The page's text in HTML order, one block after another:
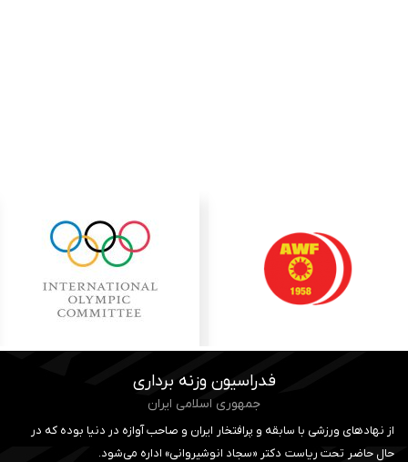
فدراسیون وزنه برداری
جمهوری اسلامی ایران
از نهادهای ورزشی با سابقه و پرافتخار ایران و صاحب آوازه در دنیا بوده که در
حال حاضر تحت ریاست دکتر «سجاد انوشیروانی» اداره می‌شود.